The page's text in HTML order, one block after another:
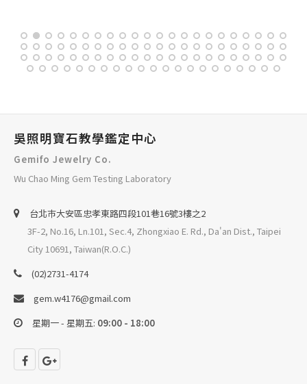
吳照明寶石教學鑑定中心
Gemifo Jewelry Co.
Wu Chao Ming Gem Testing Laboratory
台北巿大安區忠孝東路四段101巷16號3樓之2
3F-2, No.16, Ln.101, Sec.4, Zhongxiao E. Rd., Da'an Dist., Taipei
City 10691, Taiwan(R.O.C.)
(02)2731-4174
gem.w4176@gmail.com
星期一 - 星期五: 09:00 - 18:00